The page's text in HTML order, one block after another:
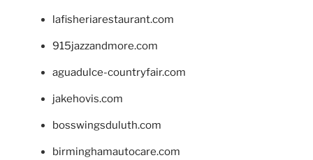
lafisheriarestaurant.com
915jazzandmore.com
aguadulce-countryfair.com
jakehovis.com
bosswingsduluth.com
birminghamautocare.com